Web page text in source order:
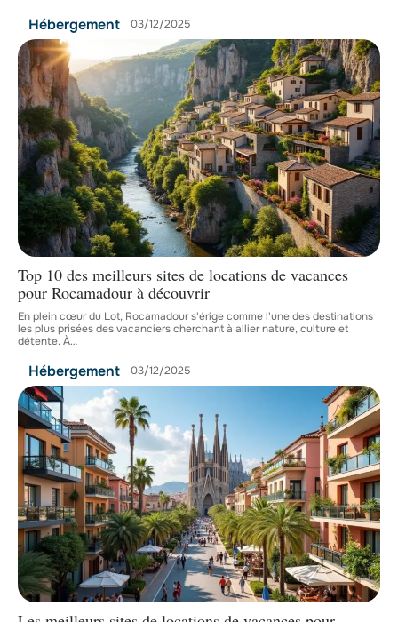
Hébergement 03/12/2025
Top 10 des meilleurs sites de locations de vacances
pour Rocamadour à découvrir
En plein cœur du Lot, Rocamadour s'érige comme l'une des destinations
les plus prisées des vacanciers cherchant à allier nature, culture et
détente. À…
Hébergement 03/12/2025